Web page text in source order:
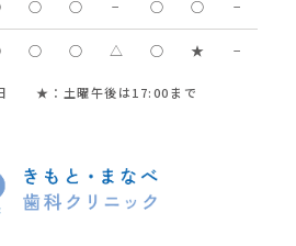
○ ○ − ○ ○ −
○ ○ △ ○ ★ −
日 ★：土曜午後は17:00まで